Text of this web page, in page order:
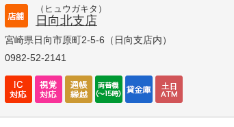
（ヒュウガキタ）
日向北支店
宮崎県日向市原町2-5-6（日向支店内）
0982-52-2141